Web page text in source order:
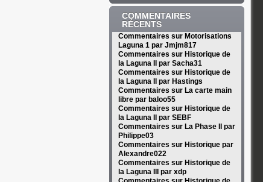
COMMENTAIRES
RÉCENTS
Commentaires sur Motorisations
Laguna 1 par Jmjm817
Commentaires sur Historique de
la Laguna II par Sacha31
Commentaires sur Historique de
la Laguna II par Hastings
Commentaires sur La carte main
libre par baloo55
Commentaires sur Historique de
la Laguna II par SEBF
Commentaires sur La Phase II par
Philippe03
Commentaires sur Historique par
Alexandre022
Commentaires sur Historique de
la Laguna III par xdp